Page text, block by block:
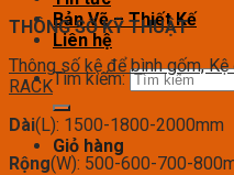
Bản Vẽ – Thiết Kế
Liên hệ
Tìm kiếm:
Giỏ hàng
THÔNG SỐ KỸ THUẬT
Thông số kệ để bình gốm,
RACK
Dài(L): 1500-1800-2000mm
Rộng(W): 500-600-700-